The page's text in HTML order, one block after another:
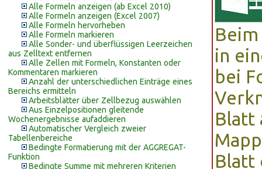
Alle Formeln anzeigen (ab Excel 2010)
Alle Formeln anzeigen (Excel 2007)
Alle Formeln hervorheben
Alle Formeln markieren
Alle Sonder- und überflüssigen Leerzeichen
aus Zelltext entfernen
Alle Zellen mit Formeln, Konstanten oder
Kommentaren markieren
Anzahl der unterschiedlichen Einträge eines
Bereichs ermitteln
Arbeitsblätter über Zellbezug auswählen
Aus Einzelpositionen gleitende
Wochenergebnisse aufaddieren
Automatischer Vergleich zweier
Tabellenbereiche
Bedingte Formatierung mit der AGGREGAT-
Funktion
Bedingte Summe mit mehreren Kriterien
in
bei
Blatt
Blatt